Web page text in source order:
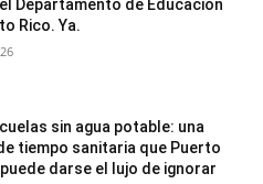
Departamento de Educación
Rico. Ya.
sin agua potable: una
tiempo sanitaria que Puerto
darse el lujo de ignorar